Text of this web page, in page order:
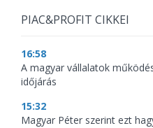
PIAC&PROFIT CIKKEI
16:58
A magyar vállalatok
időjárás
15:32
Magyar Péter szerint ezt